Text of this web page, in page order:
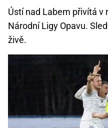
Ústí nad Labem přivítá v
Národní Ligy Opavu.
živě.